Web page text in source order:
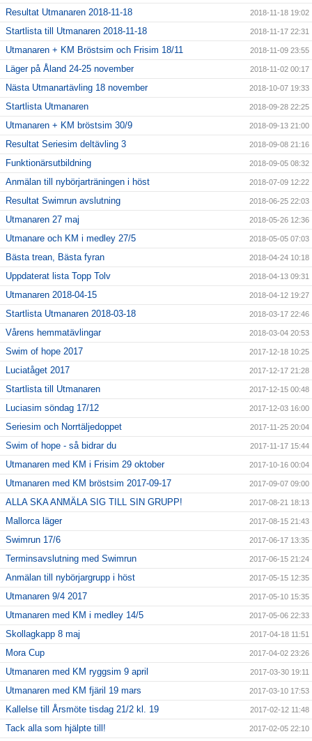
Resultat Utmanaren 2018-11-18 2018-11-18 19:02
Startlista till Utmanaren 2018-11-18 2018-11-17 22:31
Utmanaren + KM Bröstsim och Frisim 18/11 2018-11-09 23:55
Läger på Åland 24-25 november 2018-11-02 00:17
Nästa Utmanartävling 18 november 2018-10-07 19:33
Startlista Utmanaren 2018-09-28 22:25
Utmanaren + KM bröstsim 30/9 2018-09-13 21:00
Resultat Seriesim deltävling 3 2018-09-08 21:16
Funktionärsutbildning 2018-09-05 08:32
Anmälan till nybörjarträningen i höst 2018-07-09 12:22
Resultat Swimrun avslutning 2018-06-25 22:03
Utmanaren 27 maj 2018-05-26 12:36
Utmanare och KM i medley 27/5 2018-05-05 07:03
Bästa trean, Bästa fyran 2018-04-24 10:18
Uppdaterat lista Topp Tolv 2018-04-13 09:31
Utmanaren 2018-04-15 2018-04-12 19:27
Startlista Utmanaren 2018-03-18 2018-03-17 22:46
Vårens hemmatävlingar 2018-03-04 20:53
Swim of hope 2017 2017-12-18 10:25
Luciatåget 2017 2017-12-17 21:28
Startlista till Utmanaren 2017-12-15 00:48
Luciasim söndag 17/12 2017-12-03 16:00
Seriesim och Norrtäljedoppet 2017-11-25 20:04
Swim of hope - så bidrar du 2017-11-17 15:44
Utmanaren med KM i Frisim 29 oktober 2017-10-16 00:04
Utmanaren med KM bröstsim 2017-09-17 2017-09-07 09:00
ALLA SKA ANMÄLA SIG TILL SIN GRUPP! 2017-08-21 18:13
Mallorca läger 2017-08-15 21:43
Swimrun 17/6 2017-06-17 13:35
Terminsavslutning med Swimrun 2017-06-15 21:24
Anmälan till nybörjargrupp i höst 2017-05-15 12:35
Utmanaren 9/4 2017 2017-05-10 15:35
Utmanaren med KM i medley 14/5 2017-05-06 22:33
Skollagkapp 8 maj 2017-04-18 11:51
Mora Cup 2017-04-02 23:26
Utmanaren med KM ryggsim 9 april 2017-03-30 19:11
Utmanaren med KM fjäril 19 mars 2017-03-10 17:53
Kallelse till Årsmöte tisdag 21/2 kl. 19 2017-02-12 11:48
Tack alla som hjälpte till! 2017-02-05 22:10